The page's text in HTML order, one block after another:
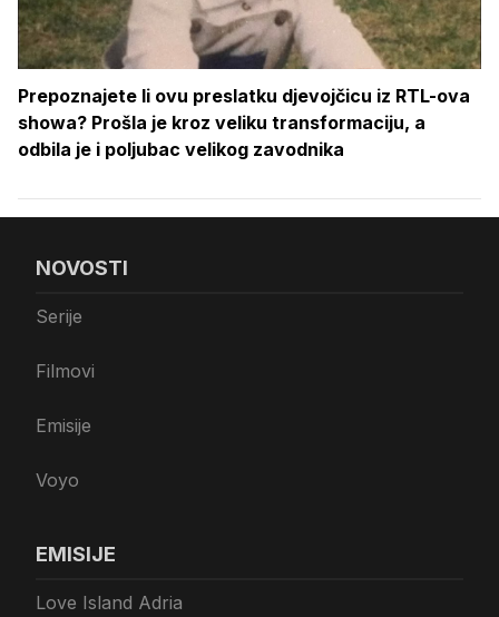
Prepoznajete li ovu preslatku djevojčicu iz RTL-ova
showa? Prošla je kroz veliku transformaciju, a
odbila je i poljubac velikog zavodnika
NOVOSTI
Serije
Filmovi
Emisije
Voyo
EMISIJE
Love Island Adria